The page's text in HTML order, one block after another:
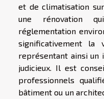
et de climatisation
une rénovation
réglementation
significativement la
représentant ainsi un
judicieux. Il est
professionnels
bâtiment ou un